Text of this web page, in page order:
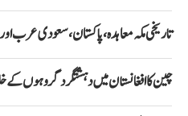
تاریخی مکہ معاہدہ، پاکستان، سعودی عرب
چین کا افغانستان میں دہشتگرد گروہوں کے